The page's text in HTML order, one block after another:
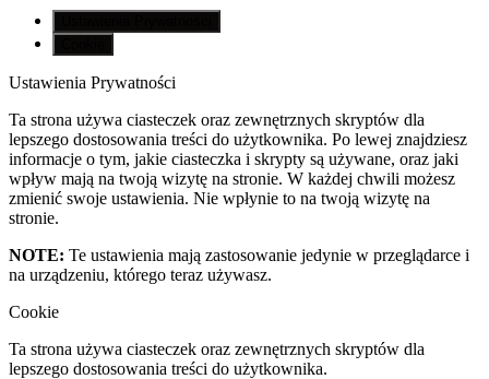
Ustawienia Prywatności
Ta strona używa ciasteczek oraz zewnętrznych skryptów dla
lepszego dostosowania treści do użytkownika. Po lewej znajdziesz
informacje o tym, jakie ciasteczka i skrypty są używane, oraz jaki
wpływ mają na twoją wizytę na stronie. W każdej chwili możesz
zmienić swoje ustawienia. Nie wpłynie to na twoją wizytę na
stronie.
NOTE: Te ustawienia mają zastosowanie jedynie w przeglądarce i
na urządzeniu, którego teraz używasz.
Cookie
Ta strona używa ciasteczek oraz zewnętrznych skryptów dla
lepszego dostosowania treści do użytkownika.